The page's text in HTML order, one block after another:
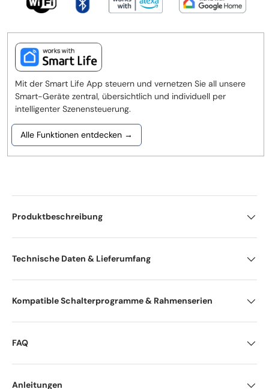
Mit der Smart Life App steuern und vernetzen Sie all unsere
Smart-Geräte zentral, übersichtlich und individuell per
intelligenter Szenensteuerung.
Alle Funktionen entdecken →
Produktbeschreibung
Technische Daten & Lieferumfang
Kompatible Schalterprogramme & Rahmenserien
FAQ
Anleitungen